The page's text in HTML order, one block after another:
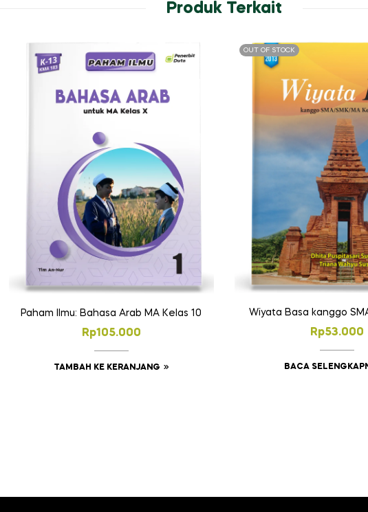
Produk Terkait
Paham Ilmu: Bahasa Arab MA Kelas 10
Rp105.000
TAMBAH KE KERANJANG
OUT OF STOCK
Wiyata Basa kanggo
Rp53.000
BACA